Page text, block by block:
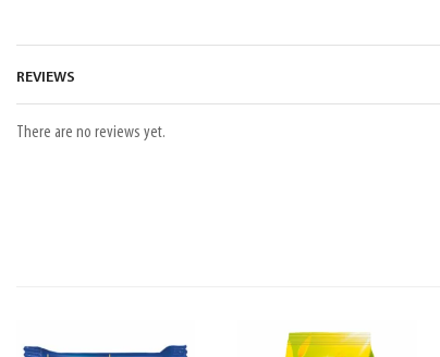
REVIEWS
There are no reviews yet.